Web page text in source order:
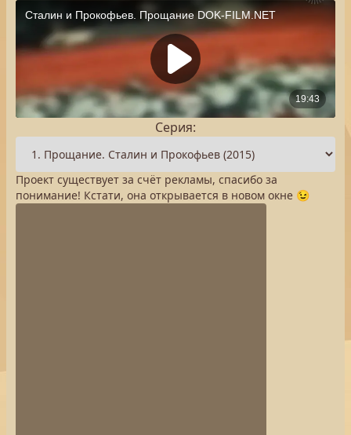
Серия:
Проект существует за счёт рекламы, спасибо за
понимание! Кстати, она открывается в новом окне 😉